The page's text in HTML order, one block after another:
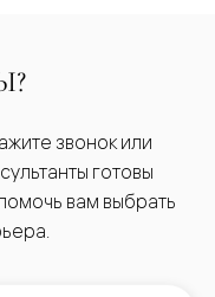
звонок или
готовы
вам выбрать